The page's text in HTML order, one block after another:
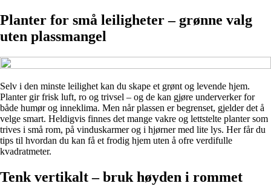
Planter for små leiligheter – grønne valg
uten plassmangel
Selv i den minste leilighet kan du skape et grønt og levende hjem.
Planter gir frisk luft, ro og trivsel – og de kan gjøre underverker for
både humør og inneklima. Men når plassen er begrenset, gjelder det å
velge smart. Heldigvis finnes det mange vakre og lettstelte planter som
trives i små rom, på vinduskarmer og i hjørner med lite lys. Her får du
tips til hvordan du kan få et frodig hjem uten å ofre verdifulle
kvadratmeter.
Tenk vertikalt – bruk høyden i rommet